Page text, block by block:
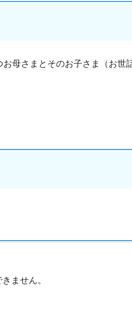
母さまとそのお子さま（お世
ません。